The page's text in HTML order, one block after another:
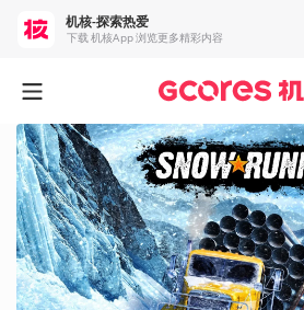
机核-探索热爱
下载 机核App 浏览更多精彩内容